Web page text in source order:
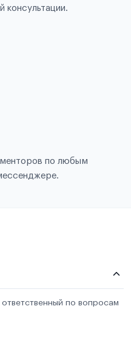
консультации.
менторов по любым
по вопросам